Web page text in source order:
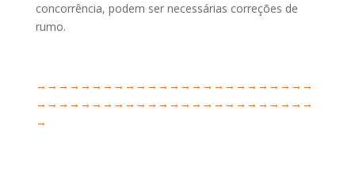
concorrência, podem ser necessárias correções de
rumo.
→→→→→→→→→→→→→→→→→→→→→→→→→
→→→→→→→→→→→→→→→→→→→→→→→→→
→